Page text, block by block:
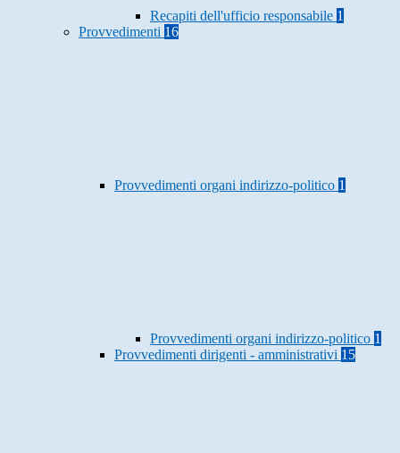
Recapiti dell'ufficio responsabile 1
Provvedimenti 16
Provvedimenti organi indirizzo-politico 1
Provvedimenti organi indirizzo-politico 1
Provvedimenti dirigenti - amministrativi 15